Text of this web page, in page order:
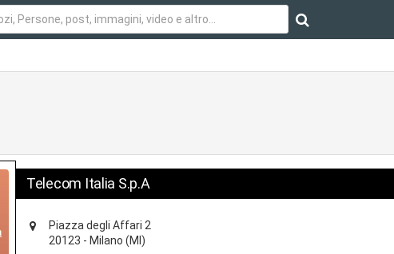
Telecom Italia S.p.A
Piazza degli Affari 2
20123 - Milano (MI)